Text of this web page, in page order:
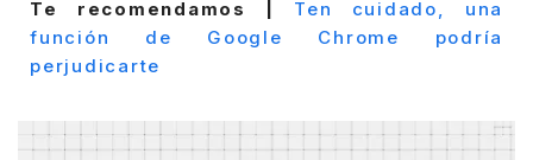
Te recomendamos | Ten cuidado, una
función de Google Chrome podría
perjudicarte